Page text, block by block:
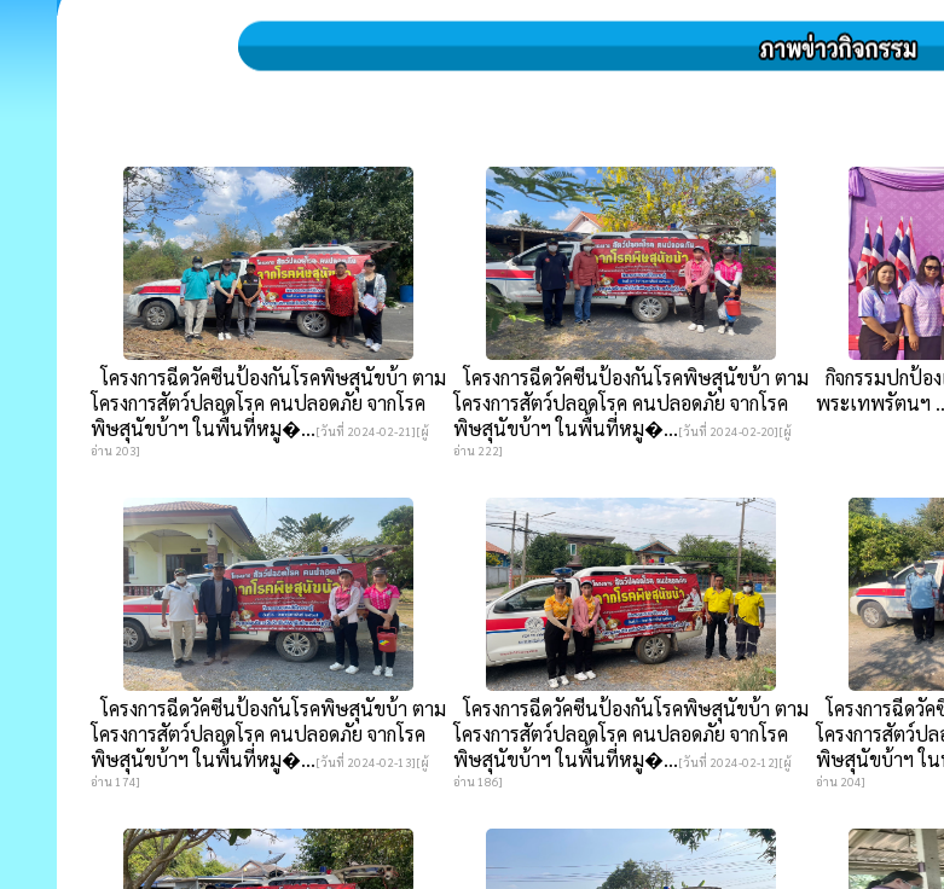
โครงการฉีดวัคซีนป้องกันโรคพิษสุนัขบ้า ตาม
โครงการสัตว์ปลอดโรค คนปลอดภัย จากโรค
พิษสุนัขบ้าฯ ในพื้นที่หมู�...[วันที่ 2024-02-21][ผู้
อ่าน 203]
โครงการฉีดวัคซีนป้องกันโรคพิษสุนัขบ้า ตาม
โครงการสัตว์ปลอดโรค คนปลอดภัย จากโรค
พิษสุนัขบ้าฯ ในพื้นที่หมู�...[วันที่ 2024-02-20][ผู้
อ่าน 222]
กิจกรรมปกป้อ
พระเทพรัตนฯ
โครงการฉีดวัคซีนป้องกันโรคพิษสุนัขบ้า ตาม
โครงการสัตว์ปลอดโรค คนปลอดภัย จากโรค
พิษสุนัขบ้าฯ ในพื้นที่หมู�...[วันที่ 2024-02-13][ผู้
อ่าน 174]
โครงการฉีดวัคซีนป้องกันโรคพิษสุนัขบ้า ตาม
โครงการสัตว์ปลอดโรค คนปลอดภัย จากโรค
พิษสุนัขบ้าฯ ในพื้นที่หมู�...[วันที่ 2024-02-12][ผู้
อ่าน 186]
โครงการฉีดวั
โครงการสัตว์ป
พิษสุนัขบ้าฯ ใ
อ่าน 204]